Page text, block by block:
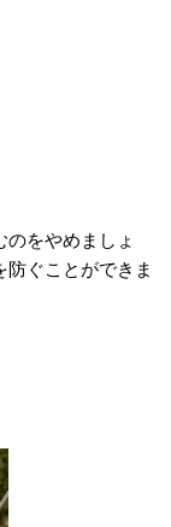
をやめましょ
ぐことができま